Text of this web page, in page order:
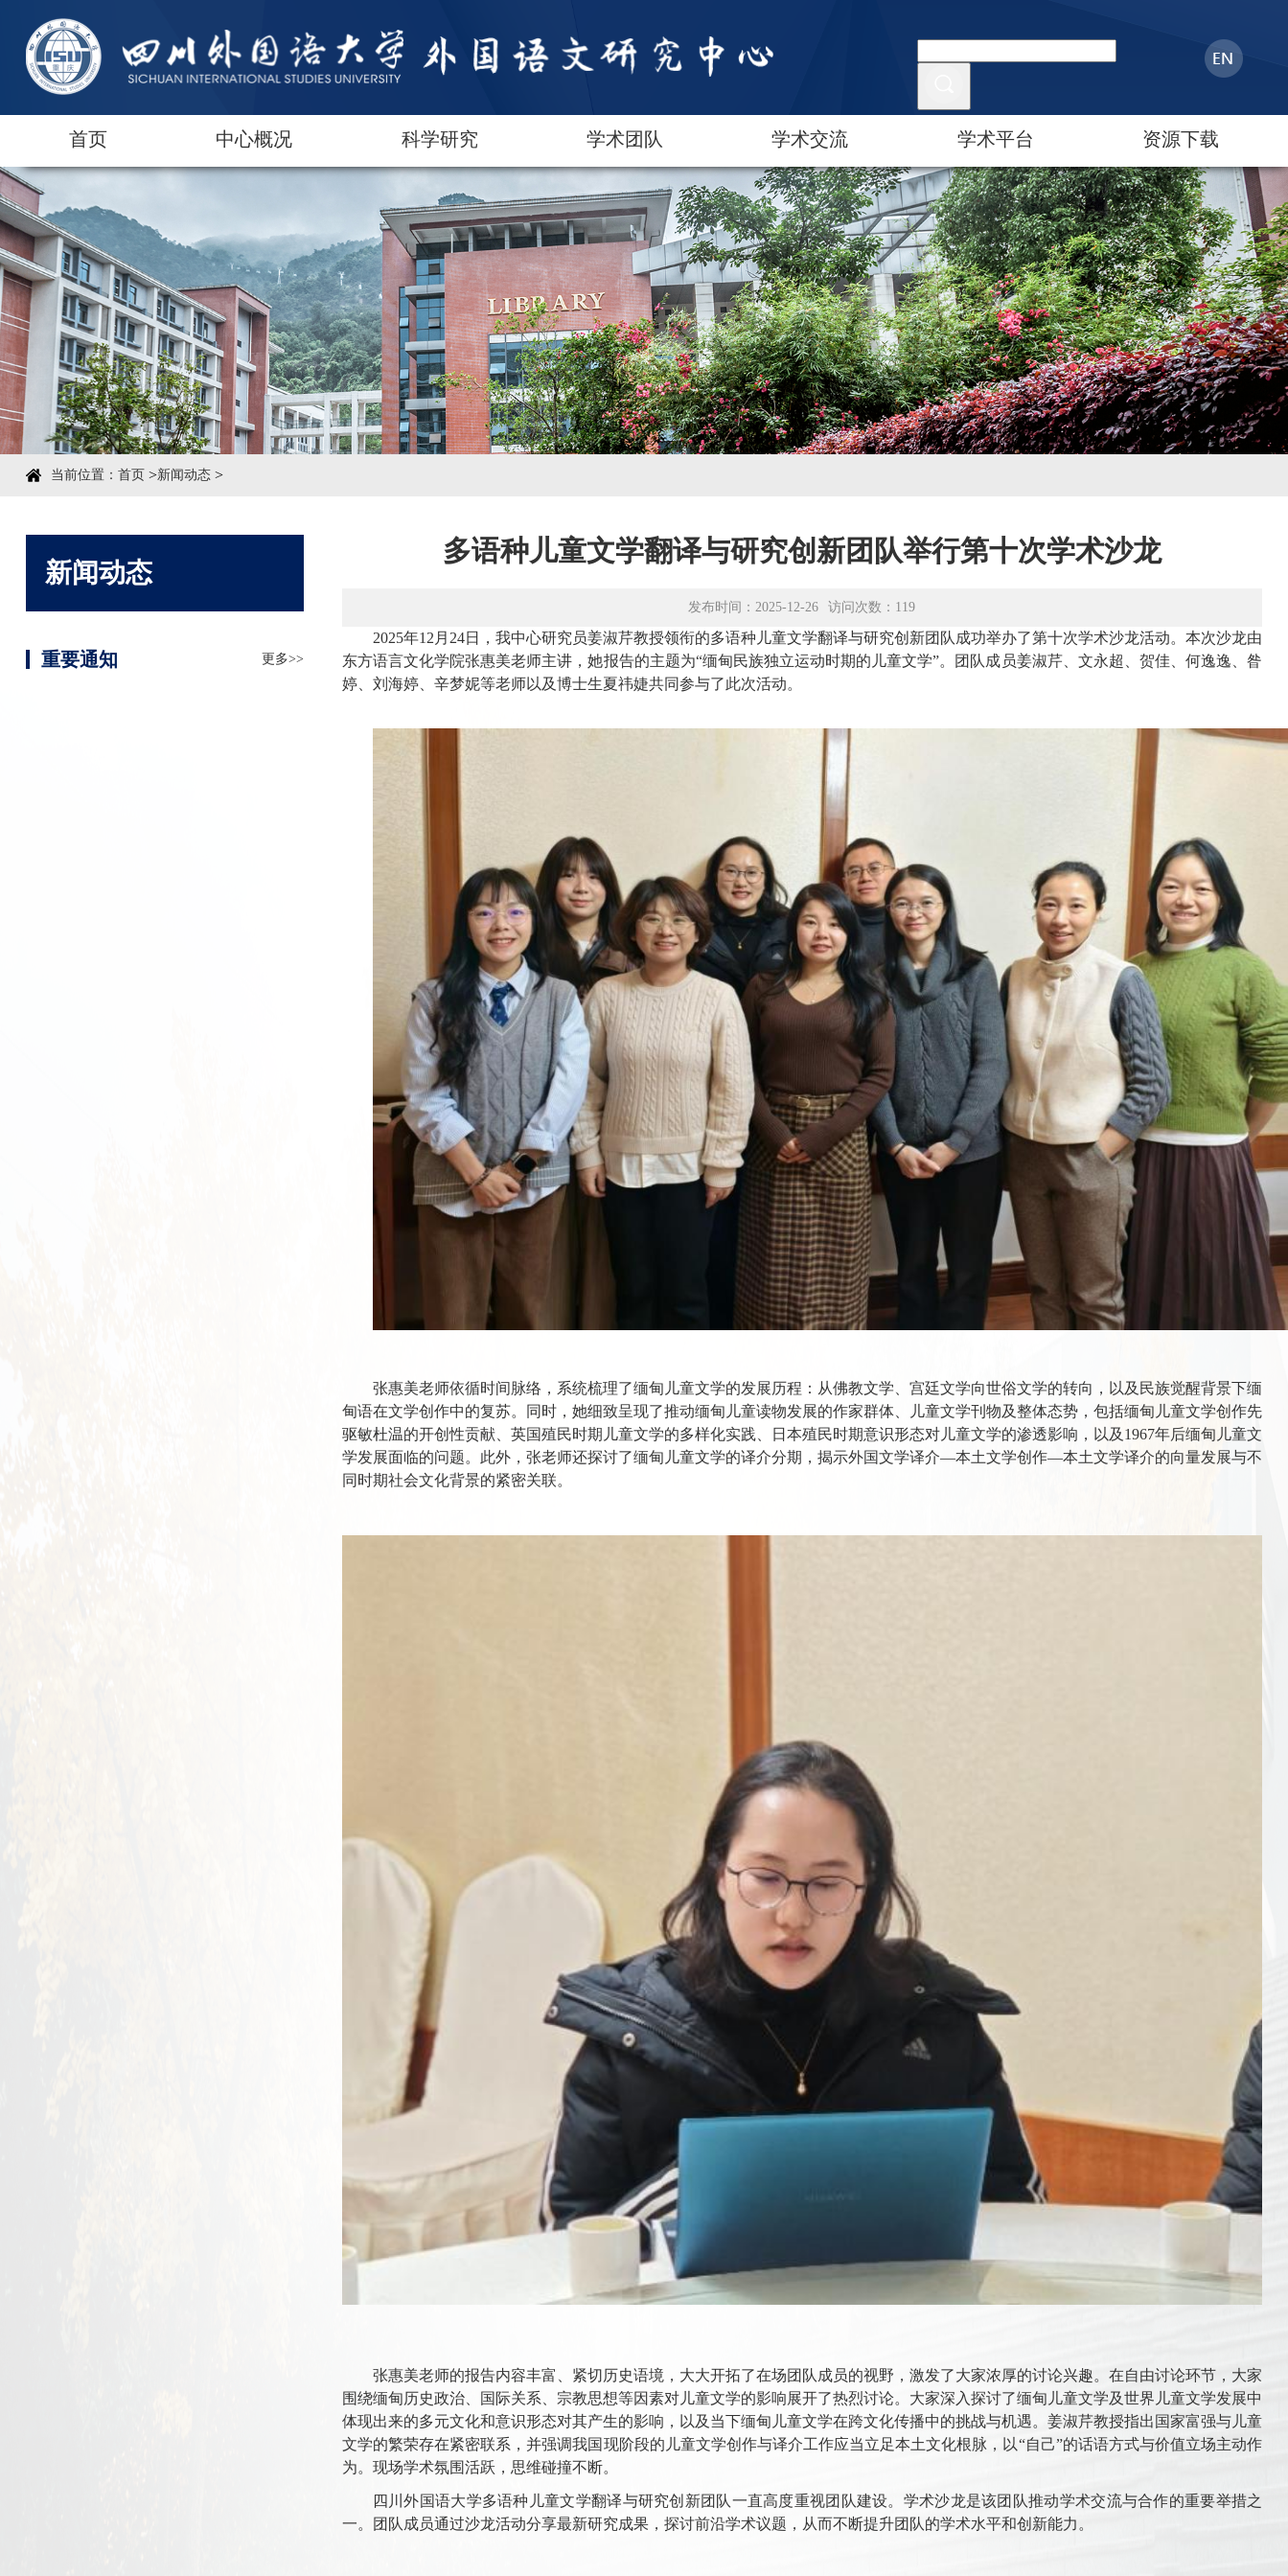
首页 中心概况 科学研究 学术团队 学术交流 学术平台 资源下载
当前位置： 首页>新闻动态>
新闻动态
重要通知 更多>>
多语种儿童文学翻译与研究创新团队举行第十次学术沙龙
发布时间：2025-12-26 访问次数： 119
2025年12月24日，我中心研究员姜淑芹教授领衔的多语种儿童文学翻译与研究创新团队成功举办了第十次学术沙龙活动。本次沙龙由
东方语言文化学院张惠美老师主讲，她报告的主题为“缅甸民族独立运动时期的儿童文学”。团队成员姜淑芹、文永超、贺佳、何逸逸、昝
婷、刘海婷、辛梦妮等老师以及博士生夏祎婕共同参与了此次活动。
张惠美老师依循时间脉络，系统梳理了缅甸儿童文学的发展历程：从佛教文学、宫廷文学向世俗文学的转向，以及民族觉醒背景下缅
甸语在文学创作中的复苏。同时，她细致呈现了推动缅甸儿童读物发展的作家群体、儿童文学刊物及整体态势，包括缅甸儿童文学创作先
驱敏杜温的开创性贡献、英国殖民时期儿童文学的多样化实践、日本殖民时期意识形态对儿童文学的渗透影响，以及1967年后缅甸儿童文
学发展面临的问题。此外，张老师还探讨了缅甸儿童文学的译介分期，揭示外国文学译介—本土文学创作—本土文学译介的向量发展与不
同时期社会文化背景的紧密关联。
张惠美老师的报告内容丰富、紧切历史语境，大大开拓了在场团队成员的视野，激发了大家浓厚的讨论兴趣。在自由讨论环节，大家
围绕缅甸历史政治、国际关系、宗教思想等因素对儿童文学的影响展开了热烈讨论。大家深入探讨了缅甸儿童文学及世界儿童文学发展中
体现出来的多元文化和意识形态对其产生的影响，以及当下缅甸儿童文学在跨文化传播中的挑战与机遇。姜淑芹教授指出国家富强与儿童
文学的繁荣存在紧密联系，并强调我国现阶段的儿童文学创作与译介工作应当立足本土文化根脉，以“自己”的话语方式与价值立场主动作
为。现场学术氛围活跃，思维碰撞不断。
四川外国语大学多语种儿童文学翻译与研究创新团队一直高度重视团队建设。学术沙龙是该团队推动学术交流与合作的重要举措之
一。团队成员通过沙龙活动分享最新研究成果，探讨前沿学术议题，从而不断提升团队的学术水平和创新能力。